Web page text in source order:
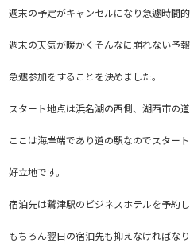
週末の予定がキャンセルになり急遽時間的
週末の天気が暖かくそんなに崩れない予報
急遽参加をすることを決めました。
スタート地点は浜名湖の西側、湖西市の
ここは海岸端であり道の駅なのでスター
好立地です。
宿泊先は鷲津駅のビジネスホテルを予約し
もちろん翌日の宿泊先も抑えなければなり